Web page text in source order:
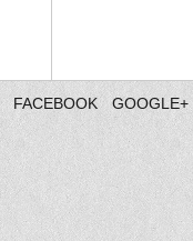
FACEBOOK GOOGLE+